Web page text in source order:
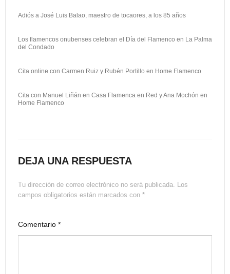
Adiós a José Luis Balao, maestro de tocaores, a los 85 años
Los flamencos onubenses celebran el Día del Flamenco en La Palma
del Condado
Cita online con Carmen Ruiz y Rubén Portillo en Home Flamenco
Cita con Manuel Liñán en Casa Flamenca en Red y Ana Mochón en
Home Flamenco
DEJA UNA RESPUESTA
Tu dirección de correo electrónico no será publicada. Los
campos obligatorios están marcados con *
Comentario *